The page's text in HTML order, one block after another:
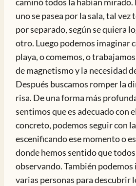
uno se pasea por la sala, tal vez
por separado, según se quiera
otro. Luego podemos imaginar
playa, o comemos, o
de magnetismo y la necesidad
Después buscamos romper la
risa. De una forma más
sentimos que es adecuado con
concreto, podemos seguir con
escenificando ese momento o
donde hemos sentido que
observando. También
varias personas para descubrir